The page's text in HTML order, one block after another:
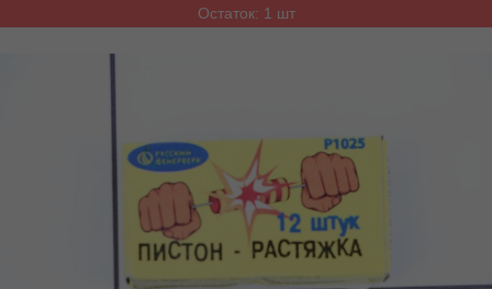
Остаток: 1 шт